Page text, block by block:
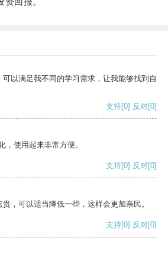
以满足我不同的学习需求，让我能够找到自
支持[0] 反对[0]
，使用起来非常方便。
支持[0] 反对[0]
，可以适当降低一些，这样会更加亲民。
支持[0] 反对[0]